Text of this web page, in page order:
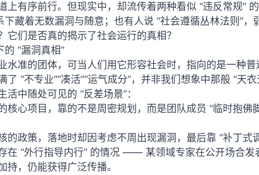
上有序前行。但现实中，却流传着两种看似 “违反常规”
藏着无数漏洞与随意；也有人说 “社会遵循丛林法则”，
们是否真的揭示了社会运行的真相？
“漏洞真相”
水准的团体，可当人们用它形容社会时，指向的是一种
“不专业”“凑活”“运气成分”，并非我们想象中那般 “天衣
中随处可见的 “反差场景”：
核心项目，靠的不是周密规划，而是团队成员 “临时抱佛
政策，落地时却因考虑不周出现漏洞，最后靠 “补丁式
在 “外行指导内行” 的情况 —— 某领域专家在公开场合发
持，仍能获得广泛传播。